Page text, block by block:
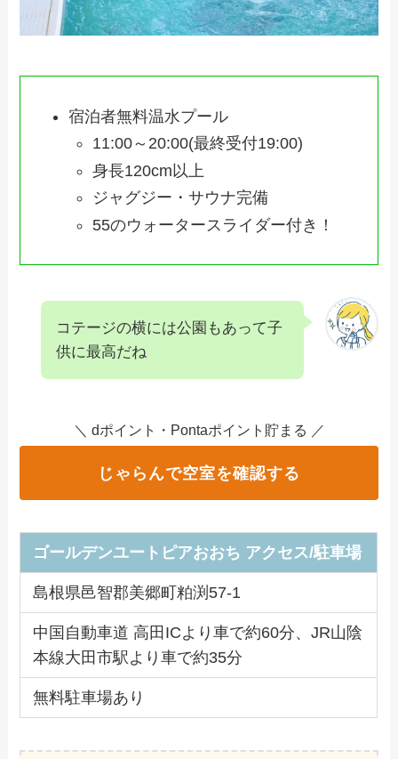
宿泊者無料温水プール
11:00～20:00(最終受付19:00)
身長120cm以上
ジャグジー・サウナ完備
55のウォータースライダー付き！
コテージの横には公園もあって子
供に最高だね
＼ dポイント・Pontaポイント貯まる ／
じゃらんで空室を確認する
ゴールデンユートピアおおち アクセス/駐車場
島根県邑智郡美郷町粕渕57-1
中国自動車道 高田ICより車で約60分、JR山陰
本線大田市駅より車で約35分
無料駐車場あり